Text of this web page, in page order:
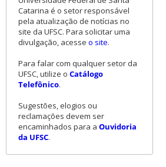
Catarina é o setor responsável
pela atualização de notícias no
site da UFSC. Para solicitar uma
divulgação, acesse o site.
Para falar com qualquer setor da
UFSC, utilize o Catálogo
Telefônico.
Sugestões, elogios ou
reclamações devem ser
encaminhados para a Ouvidoria
da UFSC.